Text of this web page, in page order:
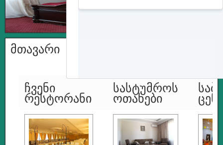
მთავარი
ჩვენი
რესტორანი
სასტუმროს
ოთახები